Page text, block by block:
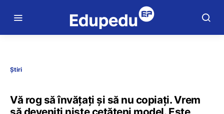
Știri
Vă rog să învățați și să nu copiați. Vrem